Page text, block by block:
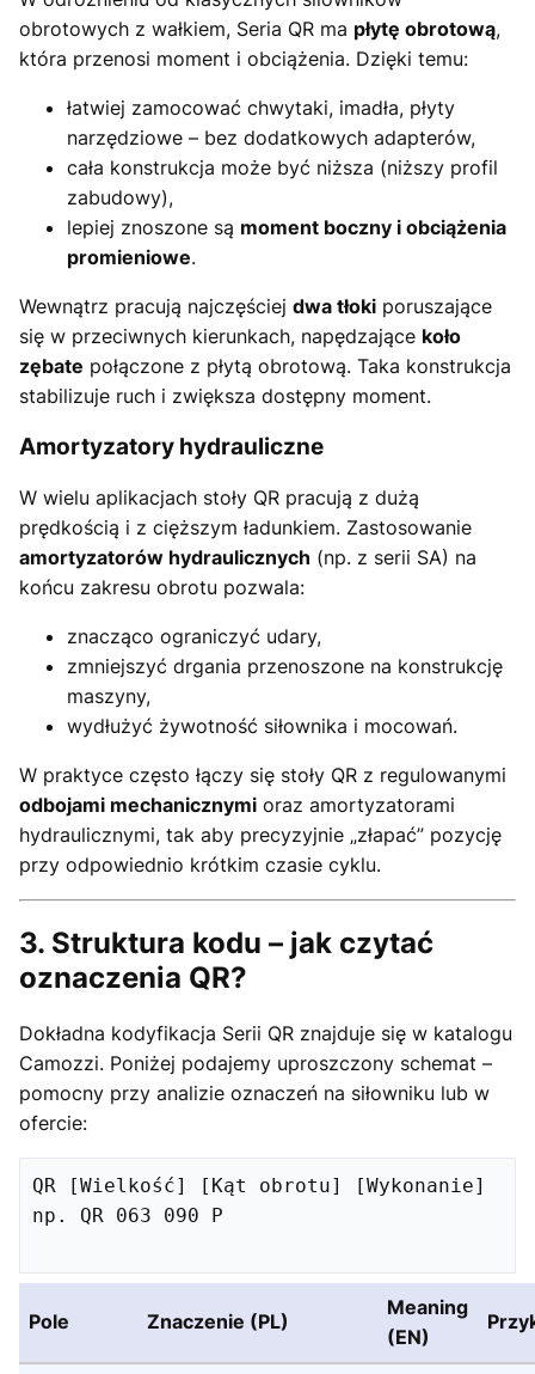
obrotowych z wałkiem, Seria QR ma płytę obrotową,
która przenosi moment i obciążenia. Dzięki temu:
łatwiej zamocować chwytaki, imadła, płyty
narzędziowe – bez dodatkowych adapterów,
cała konstrukcja może być niższa (niższy profil
zabudowy),
lepiej znoszone są moment boczny i obciążenia
promieniowe.
Wewnątrz pracują najczęściej dwa tłoki poruszające
się w przeciwnych kierunkach, napędzające koło
zębate połączone z płytą obrotową. Taka konstrukcja
stabilizuje ruch i zwiększa dostępny moment.
Amortyzatory hydrauliczne
W wielu aplikacjach stoły QR pracują z dużą
prędkością i z cięższym ładunkiem. Zastosowanie
amortyzatorów hydraulicznych (np. z serii SA) na
końcu zakresu obrotu pozwala:
znacząco ograniczyć udary,
zmniejszyć drgania przenoszone na konstrukcję
maszyny,
wydłużyć żywotność siłownika i mocowań.
W praktyce często łączy się stoły QR z regulowanymi
odbojami mechanicznymi oraz amortyzatorami
hydraulicznymi, tak aby precyzyjnie „złapać” pozycję
przy odpowiednio krótkim czasie cyklu.
3. Struktura kodu – jak czytać
oznaczenia QR?
Dokładna kodyfikacja Serii QR znajduje się w katalogu
Camozzi. Poniżej podajemy uproszczony schemat –
pomocny przy analizie oznaczeń na siłowniku lub w
ofercie:
QR [Wielkość] [Kąt obrotu] [Wykonanie]
np. QR 063 090 P
Pole Znaczenie (PL)
Meaning
(EN)